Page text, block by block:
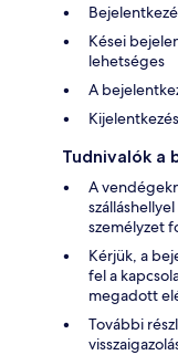
Kései
lehetséges
A
Tudnivalók a
A
személyzet
Kérjük, a
fel a
megadott
További